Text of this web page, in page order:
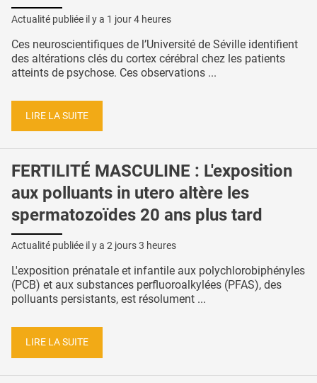
Actualité publiée il y a 1 jour 4 heures
Ces neuroscientifiques de l’Université de Séville identifient
des altérations clés du cortex cérébral chez les patients
atteints de psychose. Ces observations ...
LIRE LA SUITE
FERTILITÉ MASCULINE : L'exposition
aux polluants in utero altère les
spermatozoïdes 20 ans plus tard
Actualité publiée il y a 2 jours 3 heures
L'exposition prénatale et infantile aux polychlorobiphényles
(PCB) et aux substances perfluoroalkylées (PFAS), des
polluants persistants, est résolument ...
LIRE LA SUITE